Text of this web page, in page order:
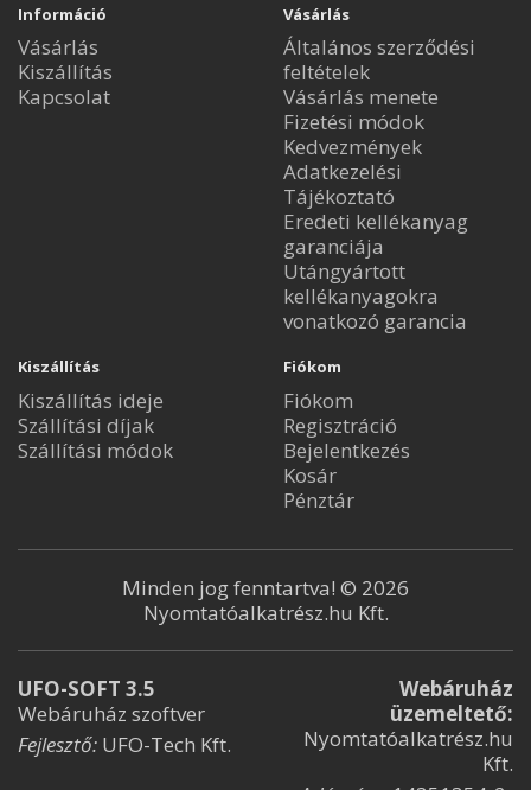
Információ
Vásárlás
Kiszállítás
Kapcsolat
Vásárlás
Általános szerződési
feltételek
Vásárlás menete
Fizetési módok
Kedvezmények
Adatkezelési
Tájékoztató
Eredeti kellékanyag
garanciája
Utángyártott
kellékanyagokra
vonatkozó garancia
Kiszállítás
Kiszállítás ideje
Szállítási díjak
Szállítási módok
Fiókom
Fiókom
Regisztráció
Bejelentkezés
Kosár
Pénztár
Minden jog fenntartva! © 2026
Nyomtatóalkatrész.hu Kft.
UFO-SOFT 3.5
Webáruház szoftver
Fejlesztő: UFO-Tech Kft.
Webáruház
üzemeltető:
Nyomtatóalkatrész.hu
Kft.